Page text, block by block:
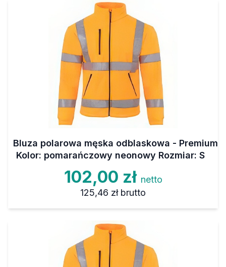
Bluza polarowa męska odblaskowa - Premium
Kolor: pomarańczowy neonowy Rozmiar: S
102,00 zł netto
125,46 zł brutto